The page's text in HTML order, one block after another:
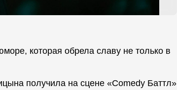
которая обрела славу не только в
получила на сцене «Comedy Баттл»